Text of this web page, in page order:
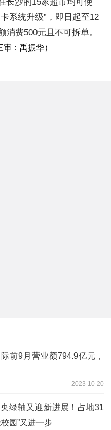
系统升级”，即日起至12
消费500元且不可拆单。
：禹振华）
前9月营业额794.9亿元，
2023-10-20
绿轴又迎新进展！占地31
园”又进一步